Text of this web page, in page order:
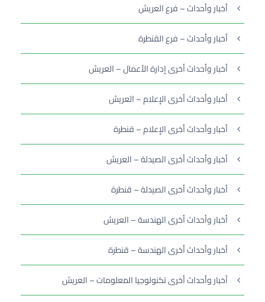
أخبار وأحداث – فرع العريش
أخبار وأحداث – فرع القنطرة
أخبار وأحداث أخرى إدارة الأعمال – العريش
أخبار وأحداث أخرى الإعلام – العريش
أخبار وأحداث أخرى الإعلام – قنطرة
أخبار وأحداث أخرى الصيدلة – العريش
أخبار وأحداث أخرى الصيدلة – قنطرة
أخبار وأحداث أخرى الهندسة – العريش
أخبار وأحداث أخرى الهندسة – قنطرة
أخبار وأحداث أخرى تكنولوجيا المعلومات – العريش